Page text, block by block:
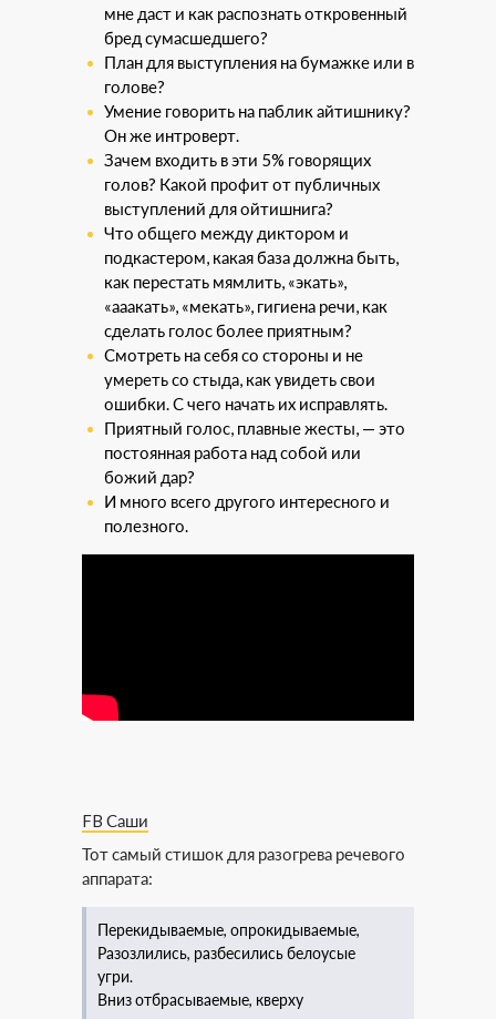
мне даст и как распознать откровенный
бред сумасшедшего?
План для выступления на бумажке или в
голове?
Умение говорить на паблик айтишнику?
Он же интроверт.
Зачем входить в эти 5% говорящих
голов? Какой профит от публичных
выступлений для ойтишнига?
Что общего между диктором и
подкастером, какая база должна быть,
как перестать мямлить, «экать»,
«ааакать», «мекать», гигиена речи, как
сделать голос более приятным?
Смотреть на себя со стороны и не
умереть со стыда, как увидеть свои
ошибки. С чего начать их исправлять.
Приятный голос, плавные жесты, — это
постоянная работа над собой или
божий дар?
И много всего другого интересного и
полезного.
FB Саши
Тот самый стишок для разогрева речевого
аппарата:
Перекидываемые, опрокидываемые,
Разозлились, разбесились белоусые
угри.
Вниз отбрасываемые, кверху